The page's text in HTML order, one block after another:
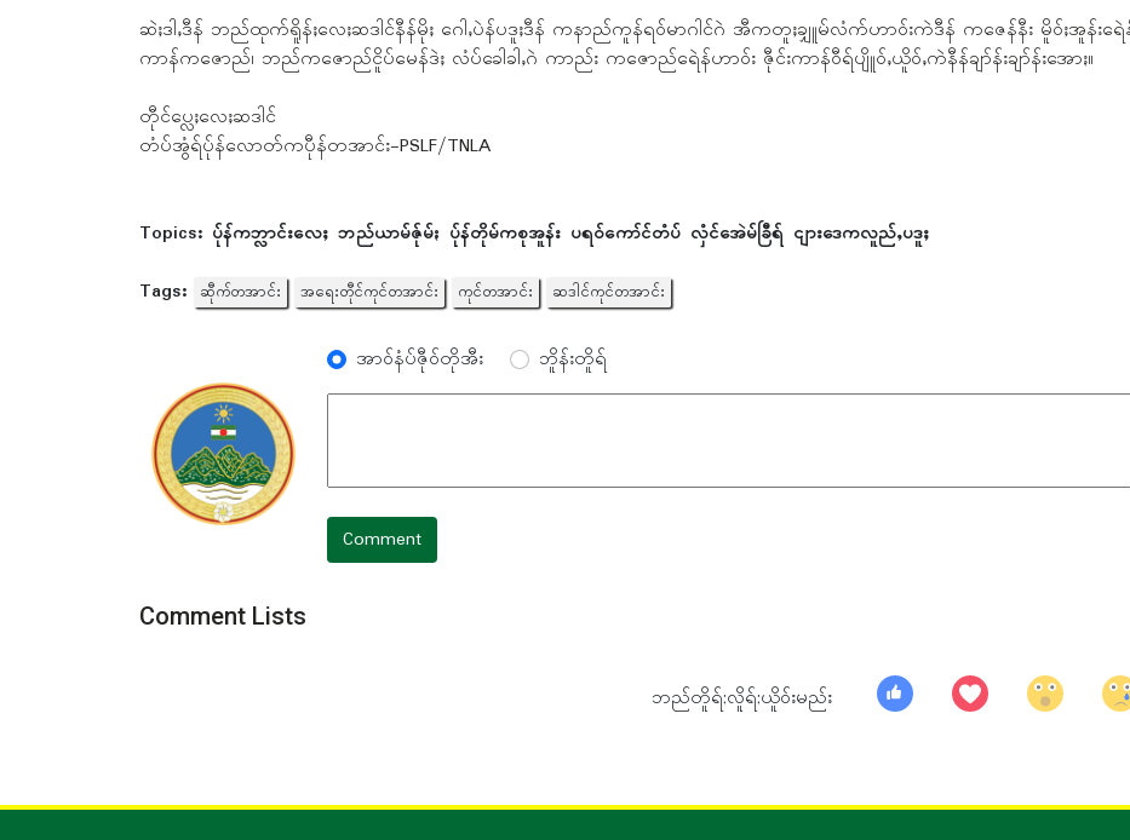
ဆဲႈဒါႇဒီန် ဘည်ထုက်ရိူန်ႈလေႈဆဒါင်နီန်မိုႈ ဂေါႇပဲန်ပဒူႈဒီန် ကနာည်ကူန်ရဝ်မာဂါင်ဂဲ အီကတူႈချှူမ်လံက်ဟာဝ်းကဲဒီန် ကဇေန်နီး မိူဝ်ႈအူန်းရေဲန်
ကာန်ကဇောည်၊ ဘည်ကဇောည်ငိူပ်မေန်ဒဲႈ လံပ်ခေါခါႇဂဲ ကာည်း ကဇောည်ရေဲန်ဟာဝ်း ဇီုင်းကာန်ဝီရ်ပျိူဝ်ႇယိူဝ်ႇကဲနီန်ချာ်န်းချာ်န်းအောႏ။
တီုင်ပ္လေႈလေႈဆဒါင်
တံပ်အွံရ်ပ်ုန်လောတ်ကပီုန်တအာင်း-PSLF/TNLA
Topics: ပ်ုန်ကဘ္လာင်းလေႈ ဘည်ယာမ်ဇ်ုမ်ႏ ပ်ုန်တိုမ်ကစုအူန်း ပရဝ်ကော်င်တံပ် လှံင်အေဲမ်ခြီရ် ငျားဒေကလူည်ႇပဒူႈ
Tags:
ဆီုက်တအာင်း အရေးတီုင်ကုင်တအာင်း ကုင်တအာင်း ဆဒါင်ကုင်တအာင်း
အာ၀်နံပ်ဇီု၀်တိုအီး ဘိူန်းတိူရ်
Comment
Comment Lists
ဘည်တိူရ်;လိူရ်;ယိူ၀်းမည်း